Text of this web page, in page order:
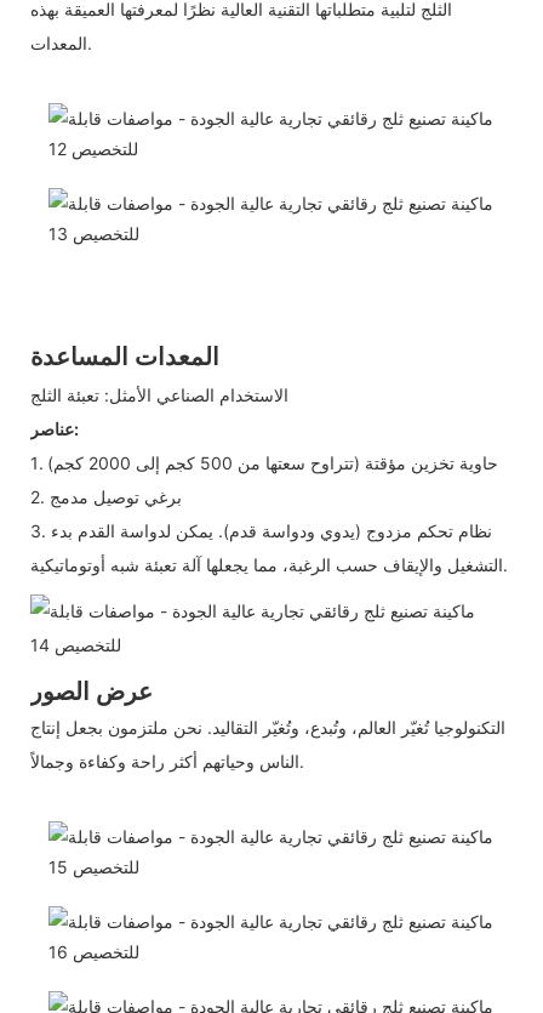
الثلج لتلبية متطلباتها التقنية العالية نظرًا لمعرفتها العميقة بهذه
المعدات.
المعدات المساعدة
الاستخدام الصناعي الأمثل: تعبئة الثلج
عناصر:
1. حاوية تخزين مؤقتة (تتراوح سعتها من 500 كجم إلى 2000 كجم)
2. برغي توصيل مدمج
3. نظام تحكم مزدوج (يدوي ودواسة قدم). يمكن لدواسة القدم بدء
التشغيل والإيقاف حسب الرغبة، مما يجعلها آلة تعبئة شبه أوتوماتيكية.
عرض الصور
التكنولوجيا تُغيّر العالم، وتُبدع، وتُغيّر التقاليد. نحن ملتزمون بجعل إنتاج
الناس وحياتهم أكثر راحة وكفاءة وجمالاً.